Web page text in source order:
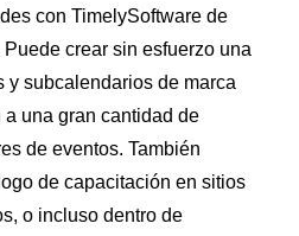
con TimelySoftware de
crear sin esfuerzo una
y subcalendarios de marca
una gran cantidad de
de eventos. También
de capacitación en sitios
o incluso dentro de